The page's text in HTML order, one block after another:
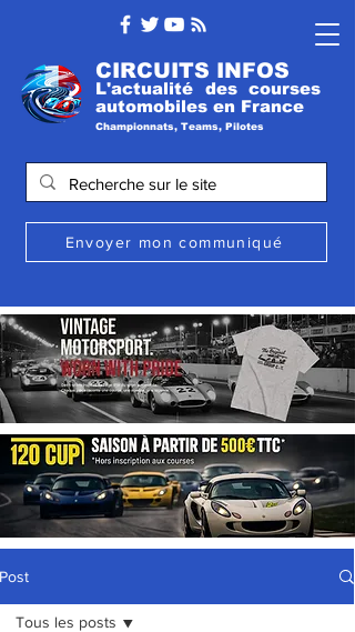
CIRCUITS INFOS
L'actualité des courses
automobiles en France
Championnats, Teams, Pilotes
Envoyer mon communiqué
Post
Tous les posts